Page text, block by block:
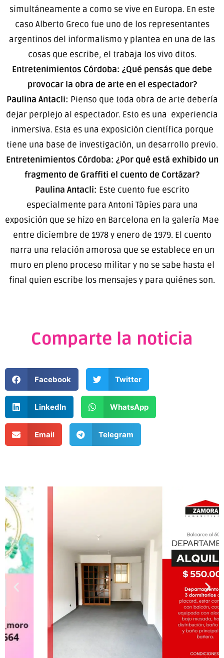
simultáneamente a como se vive en Europa. En este
caso Alberto Greco fue uno de los representantes
argentinos del informalismo y plantea en una de las
cosas que escribe, el trabaja los vivo ditos.
Entretenimientos Córdoba: ¿Qué pensás que debe
provocar la obra de arte en el espectador?
Paulina Antacli: Pienso que toda obra de arte debería
dejar perplejo al espectador. Esto es una experiencia
inmersiva. Esta es una exposición científica porque
tiene una base de investigación, un desarrollo previo.
Entretenimientos Córdoba: ¿Por qué está exhibido un
fragmento de Graffiti el cuento de Cortázar?
Paulina Antacli: Este cuento fue escrito
especialmente para Antoni Tàpies para una
exposición que se hizo en Barcelona en la galería Mae
entre diciembre de 1978 y enero de 1979. El cuento
narra una relación amorosa que se establece en un
muro en pleno proceso militar y no se sabe hasta el
final quien escribe los mensajes y para quiénes son.
Comparte la noticia
Facebook Twitter
LinkedIn WhatsApp
Email Telegram